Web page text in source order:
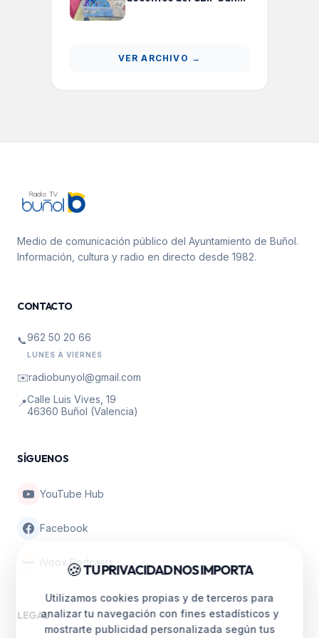
TEA
VER ARCHIVO →
Medio de comunicación público del Ayuntamiento de Buñol.
Información, cultura y radio en directo desde 1982.
CONTACTO
📞962 50 20 66
LUNES A VIERNES
✉️radiobunyol@gmail.com
📍Calle Luis Vives, 19
46360 Buñol (Valencia)
SÍGUENOS
YouTube Hub
Facebook
iVoox Podcasts
LEGAL
🍪TU PRIVACIDAD NOS IMPORTA
Utilizamos cookies propias y de terceros para
analizar tu navegación con fines estadísticos y
mostrarte publicidad personalizada según tus